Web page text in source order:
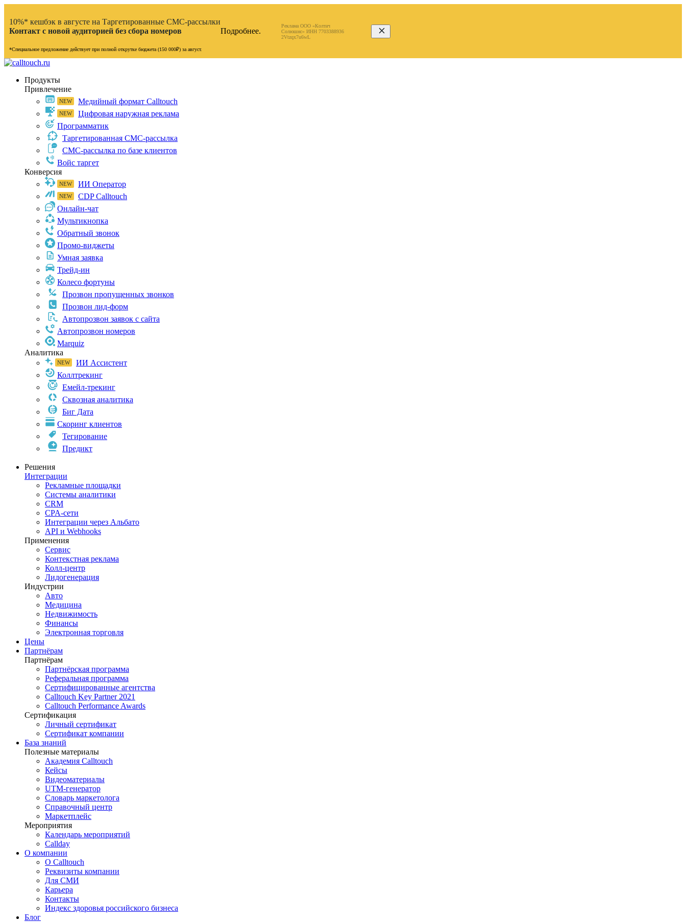
10%* кешбэк в августе на Таргетированные СМС-рассылки
Контакт с новой аудиторией без сбора номеров
*Специальное предложение действует при полной открутке бюджета (150 000₽) за август.
Подробнее.
Реклама ООО «Колтач
Солюшнс» ИНН 7703388936
2Vtzqx7u6wL
Продукты
Привлечение
Медийный формат Calltouch
Цифровая наружная реклама
Программатик
Таргетированная СМС-рассылка
СМС-рассылка по базе клиентов
Войс таргет
Конверсия
ИИ Оператор
CDP Calltouch
Онлайн-чат
Мультикнопка
Обратный звонок
Промо-виджеты
Умная заявка
Трейд-ин
Колесо фортуны
Прозвон пропущенных звонков
Прозвон лид-форм
Автопрозвон заявок с сайта
Автопрозвон номеров
Marquiz
Аналитика
ИИ Ассистент
Коллтрекинг
Емейл-трекинг
Сквозная аналитика
Биг Дата
Скоринг клиентов
Тегирование
Предикт
Решения
Интеграции
Рекламные площадки
Системы аналитики
CRM
CPA-сети
Интеграции через Альбато
API и Webhooks
Применения
Сервис
Контекстная реклама
Колл-центр
Лидогенерация
Индустрии
Авто
Медицина
Недвижимость
Финансы
Электронная торговля
Цены
Партнёрам
Партнёрам
Партнёрская программа
Реферальная программа
Сертифицированные агентства
Calltouch Key Partner 2021
Calltouch Performance Awards
Сертификация
Личный сертификат
Сертификат компании
База знаний
Полезные материалы
Академия Calltouch
Кейсы
Видеоматериалы
UTM-генератор
Словарь маркетолога
Справочный центр
Маркетплейс
Мероприятия
Календарь мероприятий
Callday
О компании
О Calltouch
Реквизиты компании
Для СМИ
Карьера
Контакты
Индекс здоровья российского бизнеса
Блог